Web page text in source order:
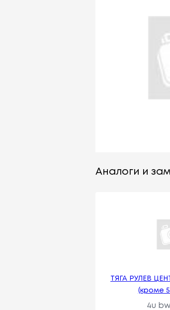
Аналоги и
ТЯГА РУЛЕВ
(кроме
4u